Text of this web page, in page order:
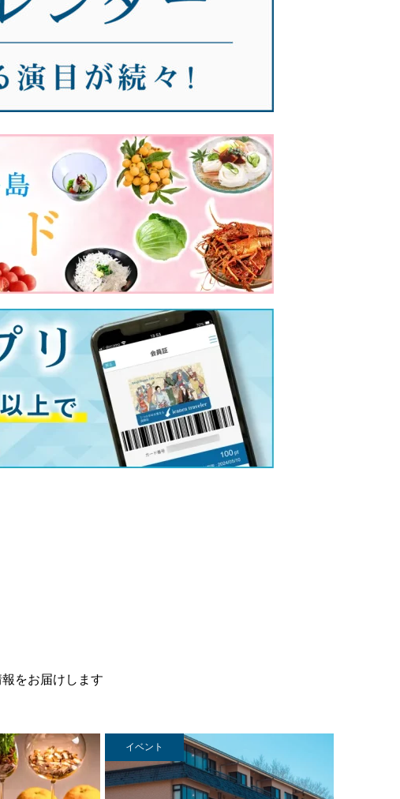
をお届けします
イベント